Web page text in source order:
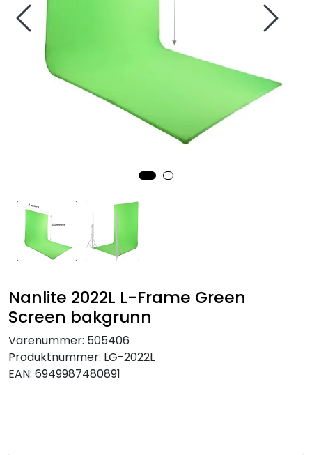
Nanlite 2022L L-Frame Green
Screen bakgrunn
Varenummer: 505406
Produktnummer: LG-2022L
EAN: 6949987480891
BRUKT
SAMTALEROM